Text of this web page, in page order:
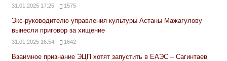
31.01.2025 17:25 1575
Экс-руководителю управления культуры Астаны Мажагулову
вынесли приговор за хищение
31.01.2025 16:54 1642
Взаимное признание ЭЦП хотят запустить в ЕАЭС – Сагинтаев